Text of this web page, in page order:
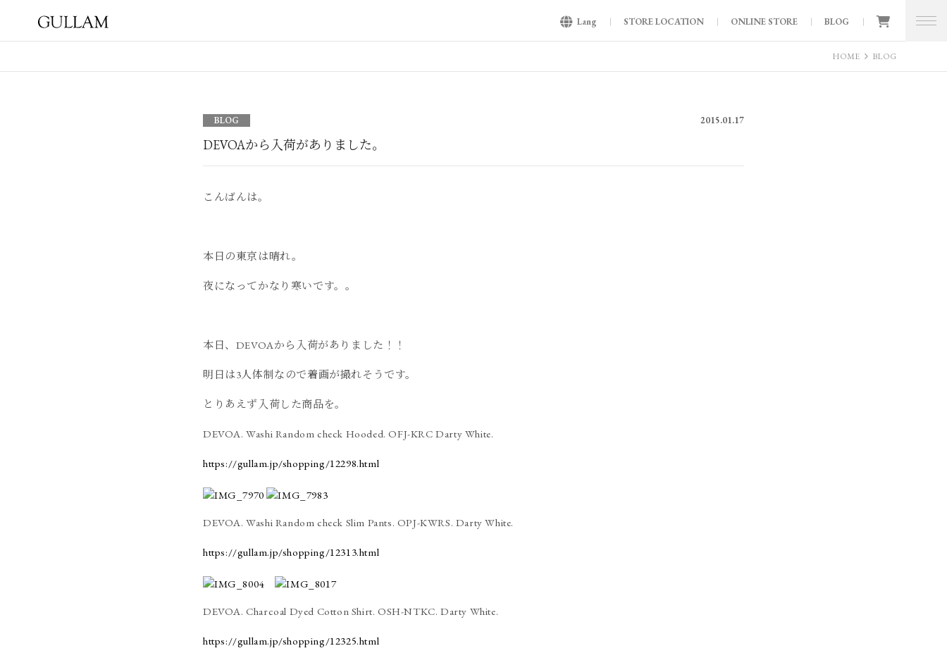
Lang STORE LOCATION ONLINE STORE BLOG
HOME BLOG
BLOG 2015.01.17
DEVOAから入荷がありました。
こんばんは。
本日の東京は晴れ。
夜になってかなり寒いです。。
本日、DEVOAから入荷がありました！！
明日は3人体制なので着画が撮れそうです。
とりあえず入荷した商品を。
DEVOA. Washi Random check Hooded. OFJ-KRC Darty White.
https://gullam.jp/shopping/12298.html
DEVOA. Washi Random check Slim Pants. OPJ-KWRS. Darty White.
https://gullam.jp/shopping/12313.html
DEVOA. Charcoal Dyed Cotton Shirt. OSH-NTKC. Darty White.
https://gullam.jp/shopping/12325.html